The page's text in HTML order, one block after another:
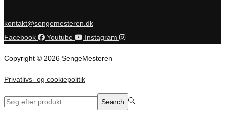
kontakt@sengemesteren.dk
Facebook
Youtube Instagram
Copyright © 2026 SengeMesteren
Privatlivs- og cookiepolitik
Search
Search